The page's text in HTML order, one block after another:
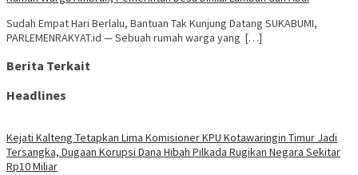
Sudah Empat Hari Berlalu, Bantuan Tak Kunjung Datang SUKABUMI,
PARLEMENRAKYAT.id — Sebuah rumah warga yang […]
Berita Terkait
Headlines
Kejati Kalteng Tetapkan Lima Komisioner KPU Kotawaringin Timur Jadi
Tersangka, Dugaan Korupsi Dana Hibah Pilkada Rugikan Negara Sekitar
Rp10 Miliar